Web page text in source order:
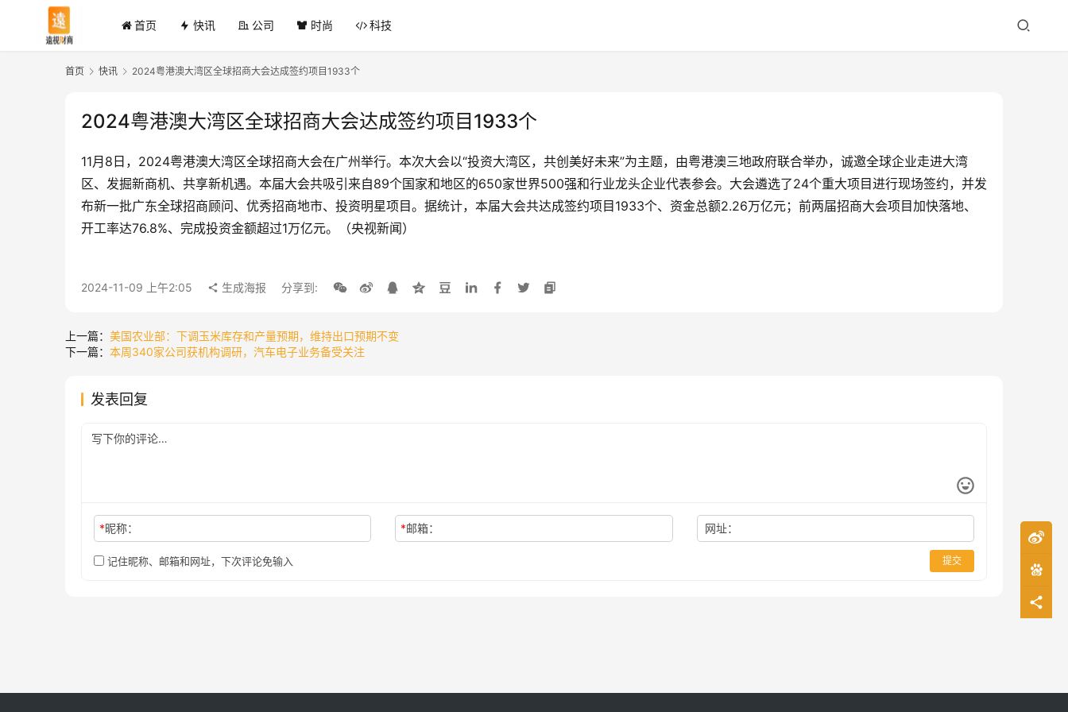
首页 快讯 公司 时尚 科技
首页 快讯 2024粤港澳大湾区全球招商大会达成签约项目1933个
2024粤港澳大湾区全球招商大会达成签约项目1933个
11月8日，2024粤港澳大湾区全球招商大会在广州举行。本次大会以“投资大湾区，共创美好未来”为主题，由粤港澳三地政府联合举办，诚邀全球企业走进大湾
区、发掘新商机、共享新机遇。本届大会共吸引来自89个国家和地区的650家世界500强和行业龙头企业代表参会。大会遴选了24个重大项目进行现场签约，并发
布新一批广东全球招商顾问、优秀招商地市、投资明星项目。据统计，本届大会共达成签约项目1933个、资金总额2.26万亿元；前两届招商大会项目加快落地、
开工率达76.8%、完成投资金额超过1万亿元。（央视新闻）
2024-11-09 上午2:05 生成海报 分享到:
上一篇： 美国农业部：下调玉米库存和产量预期，维持出口预期不变
下一篇： 本周340家公司获机构调研，汽车电子业务备受关注
发表回复
*昵称： *邮箱： 网址：
记住昵称、邮箱和网址，下次评论免输入 提交